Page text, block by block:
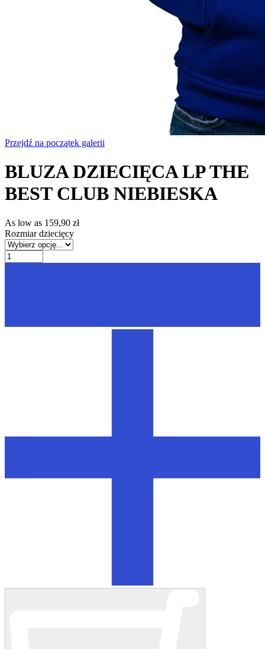
Przejdź na początek galerii
BLUZA DZIECIĘCA LP THE
BEST CLUB NIEBIESKA
As low as 159,90 zł
Rozmiar dziecięcy